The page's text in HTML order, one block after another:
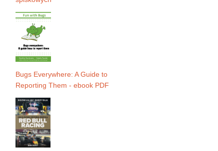
Bugs Everywhere: A Guide to
Reporting Them - ebook PDF